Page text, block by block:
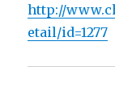
http://
etail/id=1277